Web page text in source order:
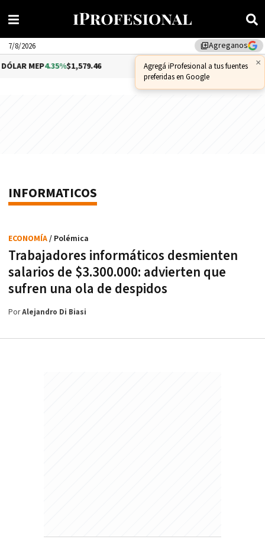
library_addAgreganos
×
Agregá iProfesional a tus fuentes
preferidas en Google
7/8/2026
MEP4.35%$1,579.46 DÓLAR CCL1.02%$1,575.53
INFORMATICOS
Trabajadores informáticos desmienten
salarios de $3.300.000: advierten que
sufren una ola de despidos
ECONOMÍA/ Polémica
PorAlejandro Di Biasi